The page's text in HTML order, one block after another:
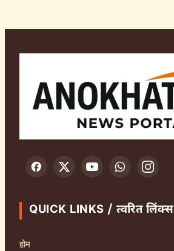
QUICK LINKS / त्वरित लिंक्स
होम